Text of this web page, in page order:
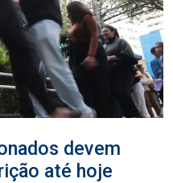
devem
até hoje